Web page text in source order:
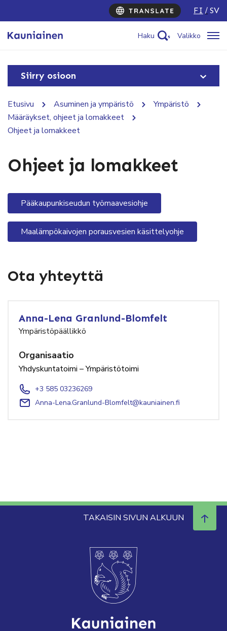
FI SV
Haku Valikko
Siirry osioon
Etusivu Asuminen ja ympäristö
Ympäristö
Määräykset, ohjeet ja lomakkeet
Ohjeet ja lomakkeet
Ohjeet ja lomakkeet
Pääkaupunkiseudun työmaavesiohje
Maalämpökaivojen porausvesien käsittelyohje
Ota yhteyttä
Anna-Lena Granlund-Blomfelt
Ympäristöpäällikkö
Organisaatio
Yhdyskuntatoimi – Ympäristötoimi
+3 585 03236269
Anna-Lena.Granlund-Blomfelt@kauniainen.fi
TAKAISIN SIVUN ALKUUN